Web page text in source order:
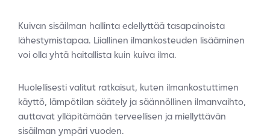
Kuivan sisäilman hallinta edellyttää tasapainoista
lähestymistapaa. Liiallinen ilmankosteuden lisääminen
voi olla yhtä haitallista kuin kuiva ilma.
Huolellisesti valitut ratkaisut, kuten ilmankostuttimen
käyttö, lämpötilan säätely ja säännöllinen ilmanvaihto,
auttavat ylläpitämään terveellisen ja miellyttävän
sisäilman ympäri vuoden.